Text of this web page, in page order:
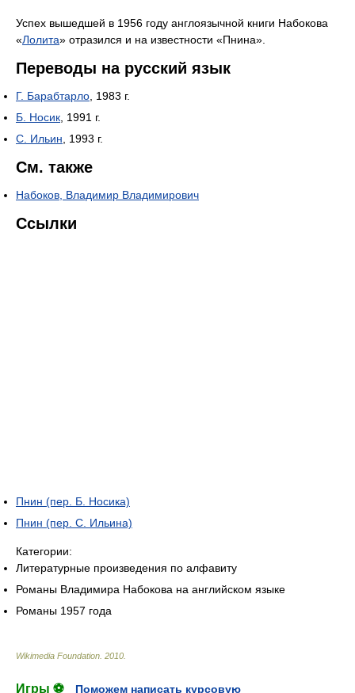
Успех вышедшей в 1956 году англоязычной книги Набокова
«Лолита» отразился и на известности «Пнина».
Переводы на русский язык
Г. Барабтарло , 1983 г.
Б. Носик , 1991 г.
С. Ильин , 1993 г.
См. также
Набоков, Владимир Владимирович
Ссылки
Пнин (пер. Б. Носика)
Пнин (пер. С. Ильина)
Категории:
Литературные произведения по алфавиту
Романы Владимира Набокова на английском языке
Романы 1957 года
Wikimedia Foundation 2010
Игры ⚽ Поможем написать курсовую